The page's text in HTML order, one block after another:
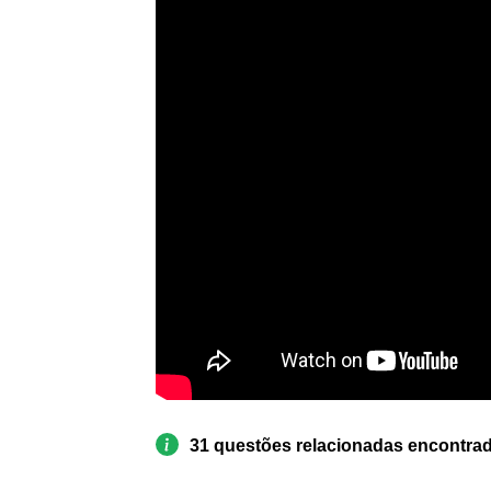
31 questões relacionadas